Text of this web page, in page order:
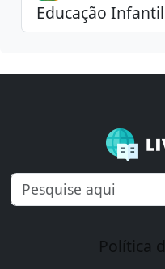
Educação
Política